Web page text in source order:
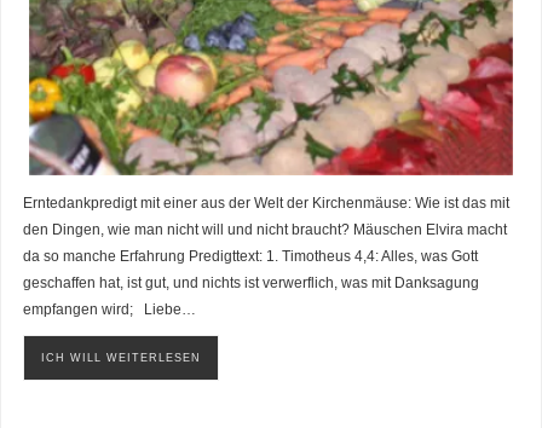
Erntedankpredigt mit einer aus der Welt der Kirchenmäuse: Wie ist das mit
den Dingen, wie man nicht will und nicht braucht? Mäuschen Elvira macht
da so manche Erfahrung Predigttext: 1. Timotheus 4,4: Alles, was Gott
geschaffen hat, ist gut, und nichts ist verwerflich, was mit Danksagung
empfangen wird; Liebe…
ICH WILL WEITERLESEN